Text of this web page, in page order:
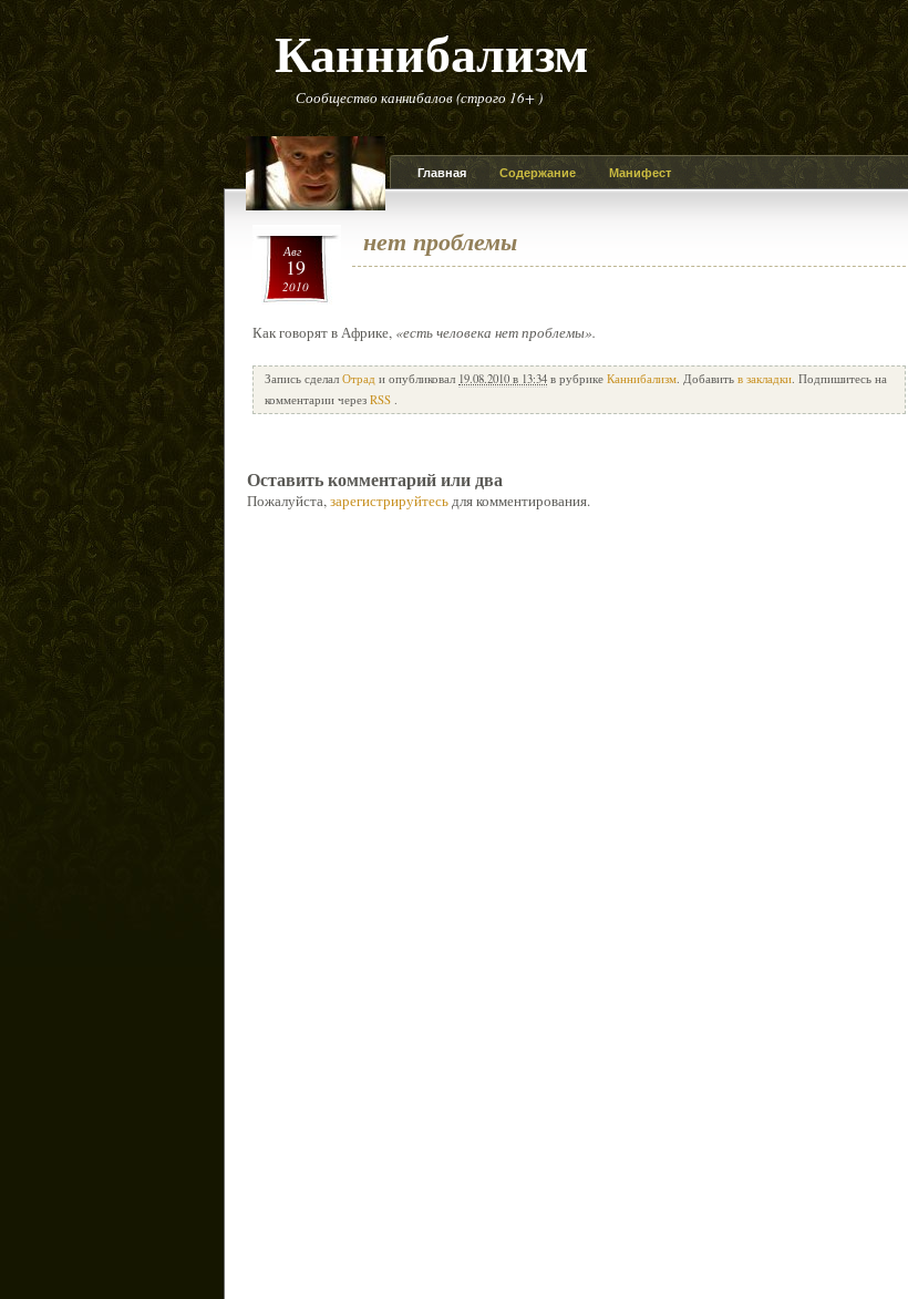
Каннибализм
Сообщество каннибалов (строго 16+ )
Главная Содержание Манифест
Авг
19
2010
нет проблемы
Как говорят в Африке, «есть человека нет проблемы».
Запись сделал Отрад и опубликовал 19.08.2010 в 13:34 в рубрике Каннибализм. Добавить в закладки. Подпишитесь на
комментарии через RSS .
Оставить комментарий или два
Пожалуйста,зарегистрируйтесьдля комментирования.